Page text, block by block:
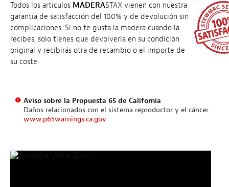
Todos los artículos MADERASTAX vienen con nuestra
garantía de satisfacción del 100% y de devolución sin
complicaciones. Si no te gusta la madera cuando la
recibes, solo tienes que devolverla en su condición
original y recibirás otra de recambio o el importe de
su coste.
Aviso sobre la Propuesta 65 de California
Daños relacionados con el sistema reproductor y el cáncer
www.p65warnings.ca.gov